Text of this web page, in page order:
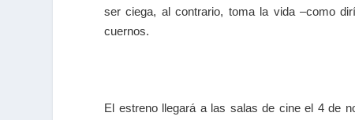
ser ciega, al contrario, toma la vida –como
cuernos.
El estreno llegará a las salas de cine el 4 de